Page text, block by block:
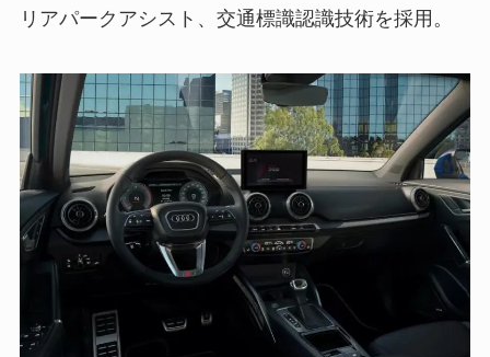
リアパークアシスト、交通標識認識技術を採用。